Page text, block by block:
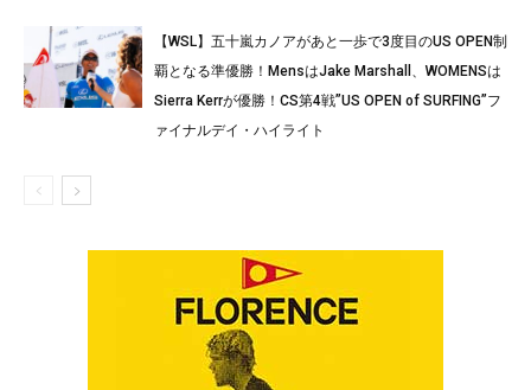
【WSL】五十嵐カノアがあと一歩で3度目のUS OPEN制
覇となる準優勝！MensはJake Marshall、WOMENSは
Sierra Kerrが優勝！CS第4戦”US OPEN of SURFING”フ
ァイナルデイ・ハイライト